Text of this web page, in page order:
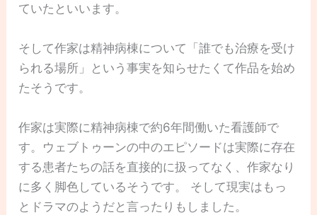
ていたといいます。
そして作家は精神病棟について「誰でも治療を受け
られる場所」という事実を知らせたくて作品を始め
たそうです。
作家は実際に精神病棟で約6年間働いた看護師で
す。ウェブトゥーンの中のエピソードは実際に存在
する患者たちの話を直接的に扱ってなく、作家なり
に多く脚色しているそうです。 そして現実はもっ
とドラマのようだと言ったりもしました。